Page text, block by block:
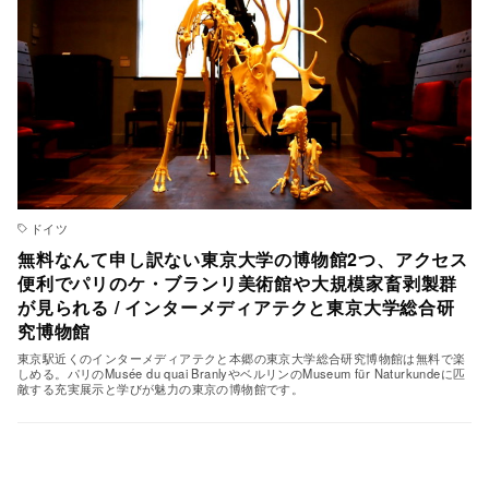
ドイツ
無料なんて申し訳ない東京大学の博物館2つ、アクセス
便利でパリのケ・ブランリ美術館や大規模家畜剥製群
が見られる / インターメディアテクと東京大学総合研
究博物館
東京駅近くのインターメディアテクと本郷の東京大学総合研究博物館は無料で楽
しめる。パリのMusée du quai BranlyやベルリンのMuseum für Naturkundeに匹
敵する充実展示と学びが魅力の東京の博物館です。